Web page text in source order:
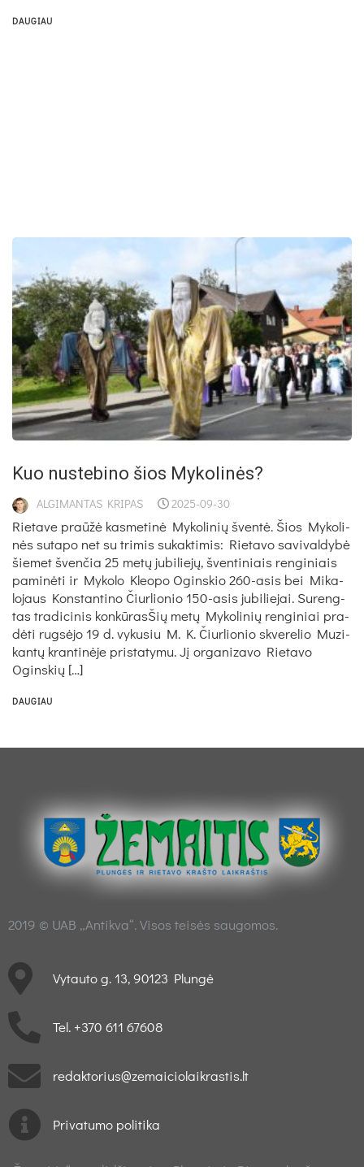
DAUGIAU
Kuo nu­ste­bi­no šios My­ko­li­nės?
ALGIMANTAS KRIPAS 2025-09-30
Rie­ta­ve praū­žė kas­me­ti­nė My­ko­li­nių šven­tė. Šios My­ko­li­
nės su­ta­po net su tri­mis su­kak­ti­mis: Rie­ta­vo sa­vi­val­dy­bė
šie­met šven­čia 25 me­tų ju­bi­lie­jų, šven­ti­niais ren­gi­niais
pa­mi­nė­ti ir My­ko­lo Kleo­po Ogins­kio 260-asis bei Mi­ka­
lo­jaus Kons­tan­ti­no Čiur­lio­nio 150-asis ju­bi­lie­jai. Su­reng­
tas tra­di­ci­nis kon­kū­rasŠių me­tų My­ko­li­nių ren­gi­niai pra­
dė­ti rug­sė­jo 19 d. vy­ku­siu M. K. Čiur­lio­nio skve­re­lio Mu­zi­
kan­tų kran­ti­nė­je pri­sta­ty­mu. Jį or­ga­ni­za­vo Rie­ta­vo
Ogins­kių […]
DAUGIAU
2019 © UAB „Antikva“. Visos teisės saugomos.
Vytauto g. 13, 90123 Plungė
Tel. +370 611 67608
redaktorius@zemaiciolaikrastis.lt
Privatumo politika